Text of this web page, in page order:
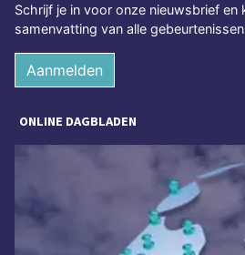
Schrijf je in voor onze nieuwsbrief en
samenvatting van alle
Aanmelden
ONLINE DAGBLADEN